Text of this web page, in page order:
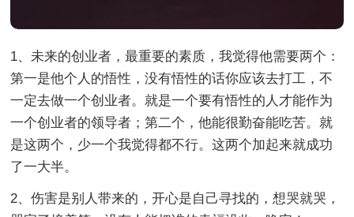
1、未来的创业者，最重要的素质，我觉得他需要两个：
第一是他个人的悟性，没有悟性的话你应该去打工，不
一定去做一个创业者。就是一个要有悟性的人才能作为
一个创业者的领导者；第二个，他能很勤奋能吃苦。就
是这两个，少一个我觉得都不行。这两个加起来就成功
了一大半。
2、伤害是别人带来的，开心是自己寻找的，想哭就哭，